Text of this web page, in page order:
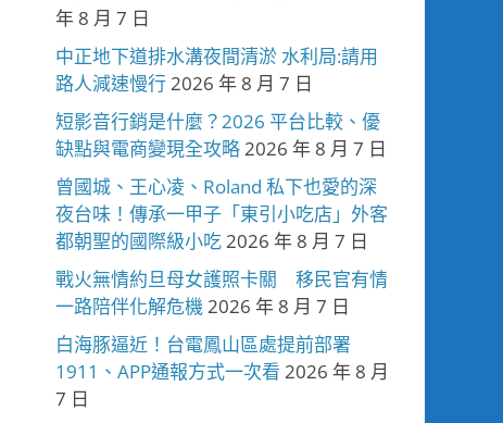
年 8 月 7 日
中正地下道排水溝夜間清淤 水利局:請用
路人減速慢行2026 年 8 月 7 日
短影音行銷是什麼？2026 平台比較、優
缺點與電商變現全攻略2026 年 8 月 7 日
曾國城、王心凌、Roland 私下也愛的深
夜台味！傳承一甲子「東引小吃店」外客
都朝聖的國際級小吃2026 年 8 月 7 日
戰火無情約旦母女護照卡關 移民官有情
一路陪伴化解危機2026 年 8 月 7 日
白海豚逼近！台電鳳山區處提前部署
1911、APP通報方式一次看 2026 年 8 月
7 日